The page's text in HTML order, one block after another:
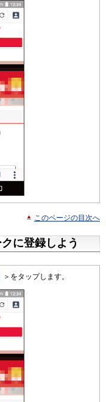
このページの目次へ
に登録しよう
＞をタップします。